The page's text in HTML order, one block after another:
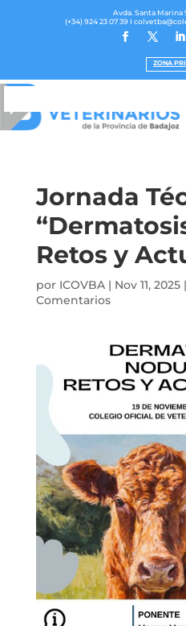
Avda. Santa Marina
(+34) 924 23 07 39 I
ZONA
Jornada
Retos y
por ICOVBA| Nov 11, 2025|
Comentarios